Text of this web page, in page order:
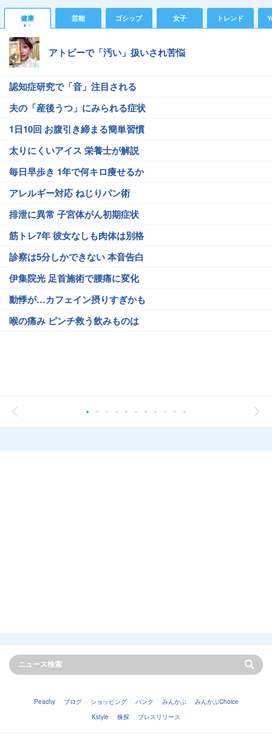
健康 芸能 ゴシップ 女子 トレンド
アトピーで「汚い」扱いされ苦悩
認知症研究で「音」注目される
夫の「産後うつ」にみられる症状
1日10回 お腹引き締まる簡単習慣
太りにくいアイス 栄養士が解説
毎日早歩き 1年で何キロ痩せるか
アレルギー対応 ねじりパン術
排泄に異常 子宮体がん初期症状
筋トレ7年 彼女なしも肉体は別格
診察は5分しかできない 本音告白
伊集院光 足首施術で腰痛に変化
動悸が…カフェイン摂りすぎかも
喉の痛み ピンチ救う飲みものは
Peachy ブログ ショッピング バンク みんかぶ
みんかぶChoice
Kstyle
株探 プレスリリース